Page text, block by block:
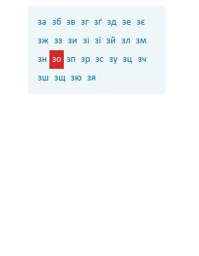
за зб зв зг зґ зд зе зє
зж зз зи зі зї зй зл зм
зн зо зп зр зс зу зц зч
зш зщ зю зя